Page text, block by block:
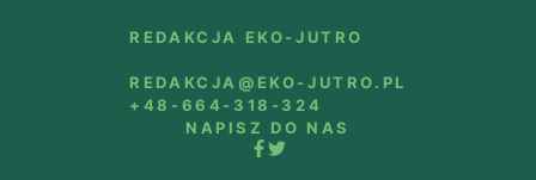
REDAKCJA EKO-JUTRO
REDAKCJA@EKO-JUTRO.PL
+48-664-318-324
NAPISZ DO NAS